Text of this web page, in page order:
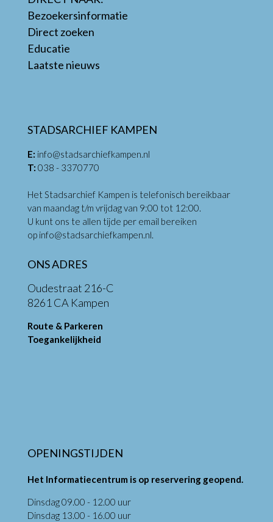
Bezoekersinformatie
Direct zoeken
Educatie
Laatste nieuws
STADSARCHIEF KAMPEN
E: info@stadsarchiefkampen.nl
T: 038 - 3370770
Het Stadsarchief Kampen is telefonisch bereikbaar
van maandag t/m vrijdag van 9:00 tot 12:00.
U kunt ons te allen tijde per email bereiken
op info@stadsarchiefkampen.nl
ONS ADRES
Oudestraat 216-C
8261 CA Kampen
Route & Parkeren
Toegankelijkheid
OPENINGSTIJDEN
Het Informatiecentrum is op reservering geopend.
Dinsdag 09.00 - 12.00 uur
Dinsdag 13.00 - 16.00 uur